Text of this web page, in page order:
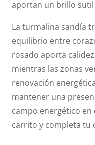
aportan un brillo
La turmalina sandía
equilibrio entre
rosado aporta
mientras las zonas
renovación
mantener una
campo energético en
carrito y completa tu